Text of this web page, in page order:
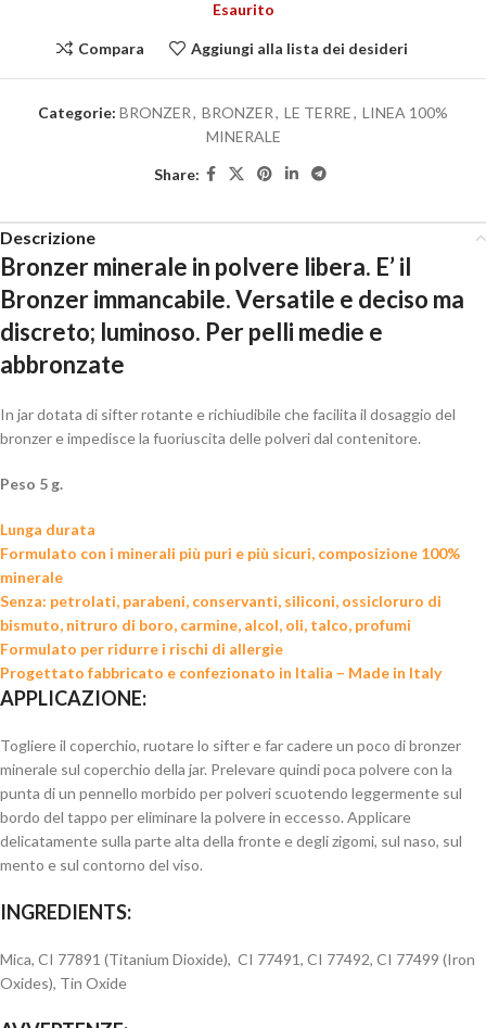
Esaurito
Compara Aggiungi alla lista dei desideri
Categorie: BRONZER, BRONZER, LE TERRE, LINEA 100%
MINERALE
Share:
Descrizione
Bronzer minerale in polvere libera. E’ il
Bronzer immancabile. Versatile e deciso ma
discreto; luminoso. Per pelli medie e
abbronzate
In jar dotata di sifter rotante e richiudibile che facilita il dosaggio del
bronzer e impedisce la fuoriuscita delle polveri dal contenitore.
Peso 5 g.
Lunga durata
Formulato con i minerali più puri e più sicuri, composizione 100%
minerale
Senza: petrolati, parabeni, conservanti, siliconi, ossicloruro di
bismuto, nitruro di boro, carmine, alcol, oli, talco, profumi
Formulato per ridurre i rischi di allergie
Progettato fabbricato e confezionato in Italia – Made in Italy
APPLICAZIONE:
Togliere il coperchio, ruotare lo sifter e far cadere un poco di bronzer
minerale sul coperchio della jar. Prelevare quindi poca polvere con la
punta di un pennello morbido per polveri scuotendo leggermente sul
bordo del tappo per eliminare la polvere in eccesso. Applicare
delicatamente sulla parte alta della fronte e degli zigomi, sul naso, sul
mento e sul contorno del viso.
INGREDIENTS:
Mica, CI 77891 (Titanium Dioxide), CI 77491, CI 77492, CI 77499 (Iron
Oxides), Tin Oxide